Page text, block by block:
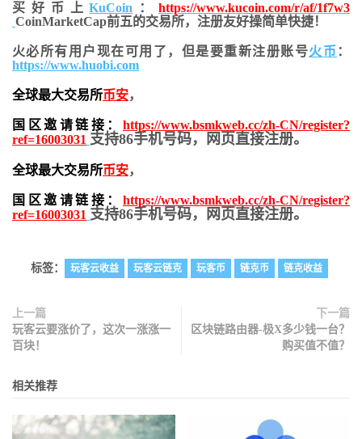
买好币上KuCoin ：https://www.kucoin.com/r/af/1f7w3
CoinMarketCap前五的交易所，注册友好操简单快捷！
火必所有用户现在可用了，但是要重新注册账号火币 ：
https://www.huobi.com
全球最大交易所币安，
国区邀请链接： https://www.bsmkweb.cc/zh-CN/register?
ref=16003031 支持86手机号码，网页直接注册。
全球最大交易所币安，
国区邀请链接： https://www.bsmkweb.cc/zh-CN/register?
ref=16003031 支持86手机号码，网页直接注册。
标签： 玩客云收益 玩客云链克 玩客币 链克币 链克收益
上一篇
玩客云要涨价了，这次一涨涨一
百块！
下一篇
区块链路由器-极X多少钱一台？
购买值不值？
相关推荐